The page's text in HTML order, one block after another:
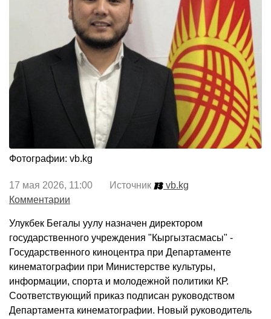
Фотографии: vb.kg
17 мая 2026, 11:00 Источник
vb.kg
Комментарии
Улукбек Бегалы уулу назначен директором
государственного учреждения "Кыргызтасмасы" -
Государственного киноцентра при Департаменте
кинематографии при Министерстве культуры,
информации, спорта и молодежной политики КР.
Соответствующий приказ подписан руководством
Департамента кинематографии. Новый руководитель